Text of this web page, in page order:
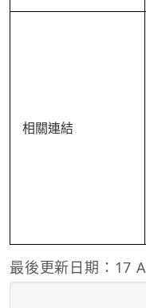
相關連結
最後更新日期：17